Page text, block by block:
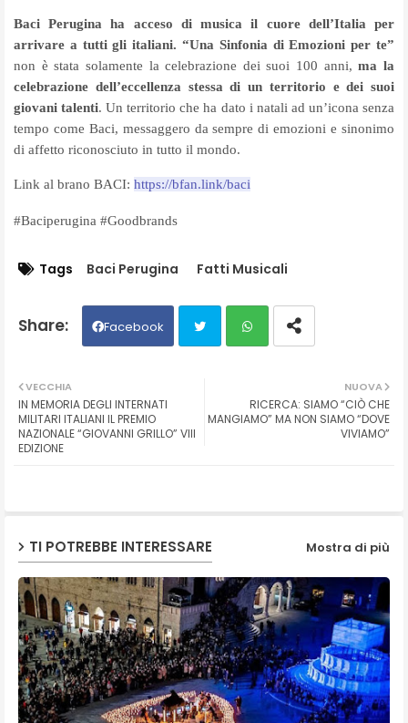
Baci Perugina ha acceso di musica il cuore dell’Italia per
arrivare a tutti gli italiani. “Una Sinfonia di Emozioni per te”
non è stata solamente la celebrazione dei suoi 100 anni,ma la
celebrazione dell’eccellenza stessa di un territorio e dei suoi
giovani talenti. Un territorio che ha dato i natali ad un’icona senza
tempo come Baci, messaggero da sempre di emozioni e sinonimo
di affetto riconosciuto in tutto il mondo.
Link al brano BACI: https://bfan.link/baci
#Baciperugina #Goodbrands
Tags Baci Perugina Fatti Musicali
Facebook
ats
NUOVA
RICERCA: SIAMO “CIÒ CHE
MANGIAMO” MA NON SIAMO “DOVE
VIVIAMO”
VECCHIA
IN MEMORIA DEGLI INTERNATI
MILITARI ITALIANI IL PREMIO
NAZIONALE “GIOVANNI GRILLO” VIII
EDIZIONE
TI POTREBBE INTERESSARE Mostra di più